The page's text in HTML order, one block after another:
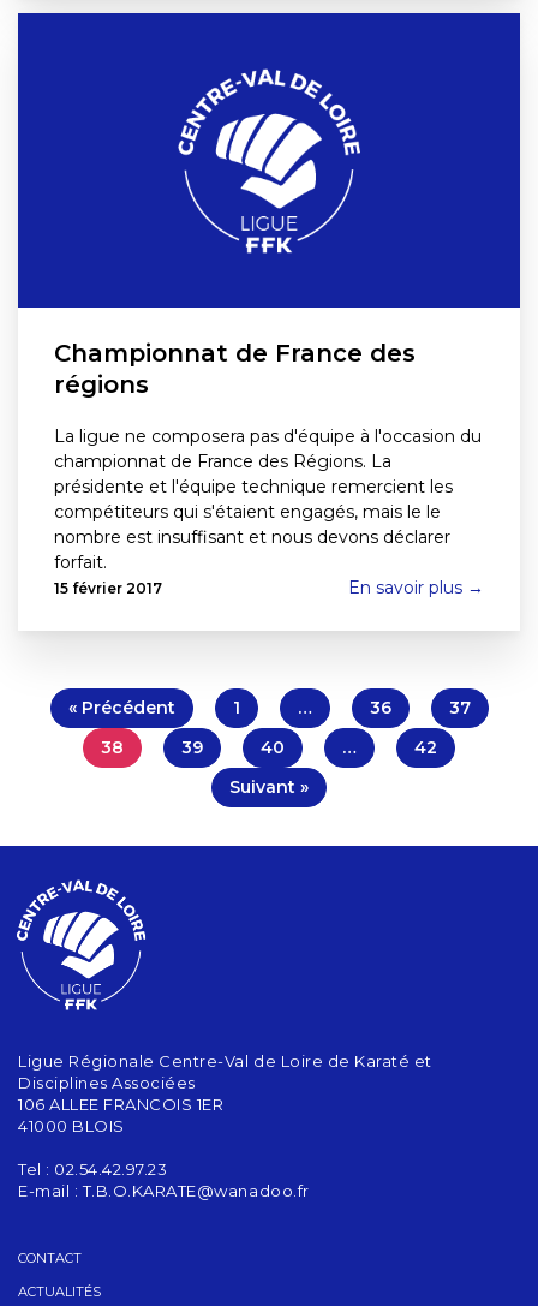
Championnat de France des
régions
La ligue ne composera pas d'équipe à l'occasion du
championnat de France des Régions. La
présidente et l'équipe technique remercient les
compétiteurs qui s'étaient engagés, mais le le
nombre est insuffisant et nous devons déclarer
forfait.
15 février 2017 En savoir plus →
« Précédent 1 … 36
37
38
39 40 …
42
Suivant »
Ligue Régionale Centre-Val de Loire de Karaté et
Disciplines Associées
106 ALLEE FRANCOIS 1ER
41000 BLOIS
Tel : 02.54.42.97.23
E-mail :T.B.O.KARATE@wanadoo.fr
CONTACT
ACTUALITÉS